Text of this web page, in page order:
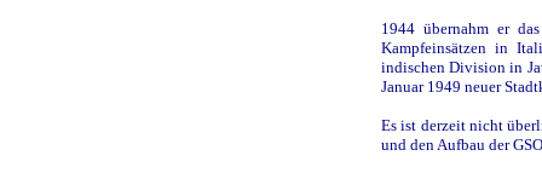
1944 übernahm er
Kampfeinsätzen in
indischen Division in
Januar 1949 neuer
Es ist derzeit nicht
und den Aufbau der